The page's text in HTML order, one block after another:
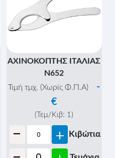
ΑΧΙΝΟΚΟΠΤΗΣ ΙΤΑΛΙΑΣ
Ν652
Τιμή τμχ. (Χωρίς Φ.Π.Α)
-
€
(Τεμ/Κιβ: 1)
- + Κιβώτια